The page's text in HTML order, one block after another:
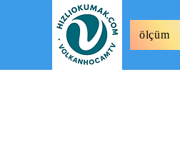
ölçüm